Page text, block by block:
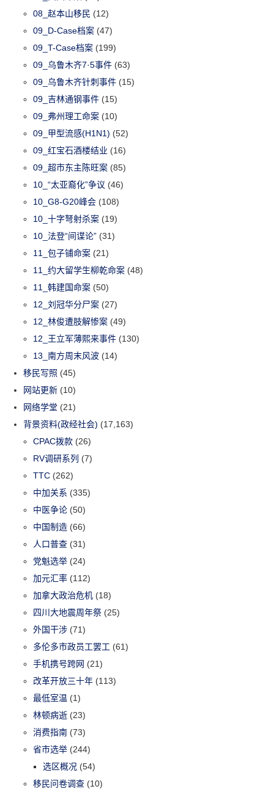
08_赵本山移民 (12)
09_D-Case档案 (47)
09_T-Case档案 (199)
09_乌鲁木齐7·5事件 (63)
09_乌鲁木齐针刺事件 (15)
09_吉林通钢事件 (15)
09_弗州理工命案 (10)
09_甲型流感(H1N1) (52)
09_红宝石酒楼结业 (16)
09_超市东主陈旺案 (85)
10_“太亚裔化”争议 (46)
10_G8-G20峰会 (108)
10_十字弩射杀案 (19)
10_法登“间谍论” (31)
11_包子铺命案 (21)
11_约大留学生柳乾命案 (48)
11_韩建国命案 (50)
12_刘冠华分尸案 (27)
12_林俊遭肢解惨案 (49)
12_王立军薄熙来事件 (130)
13_南方周末风波 (14)
移民写照 (45)
网站更新 (10)
网络学堂 (21)
背景资料(政经社会) (17,163)
CPAC拨款 (26)
RV调研系列 (7)
TTC (262)
中加关系 (335)
中医争论 (50)
中国制造 (66)
人口普查 (31)
党魁选举 (24)
加元汇率 (112)
加拿大政治危机 (18)
四川大地震周年祭 (25)
外国干涉 (71)
多伦多市政员工罢工 (61)
手机携号跨网 (21)
改革开放三十年 (113)
最低室温 (1)
林顿病逝 (23)
消费指南 (73)
省市选举 (244)
选区概况 (54)
移民问卷调查 (10)